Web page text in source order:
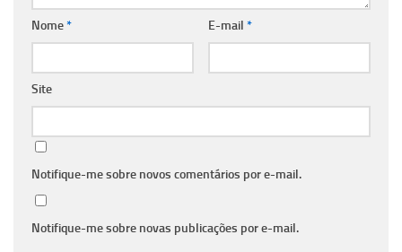
Nome* E-mail *
Site
Notifique-me sobre novos comentários por e-mail.
Notifique-me sobre novas publicações por e-mail.